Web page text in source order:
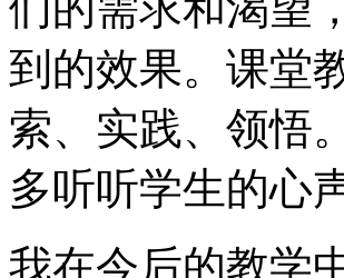
到的效果。课堂
索、实践、领悟
多听听学生的心
我在今后的教学